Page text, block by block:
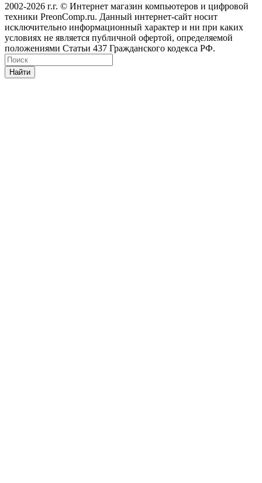
2002-2026 г.г. © Интернет магазин компьютеров и цифровой
техники PreonComp.ru. Данный интернет-сайт носит
исключительно информационный характер и ни при каких
условиях не является публичной офертой, определяемой
положениями Статьи 437 Гражданского кодекса РФ.
Найти